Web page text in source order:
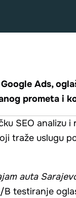
Ads,
prometa i
SEO analizu
traže uslugu
auta
testiranje